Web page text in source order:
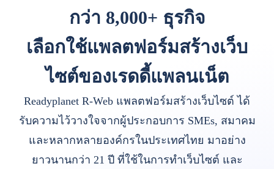
กว่า 8,000+ ธุรกิจ
เลือกใช้แพลตฟอร์มสร้างเว็บ
ไซต์ของเรดดี้แพลนเน็ต
Readyplanet R-Web แพลตฟอร์มสร้างเว็บไซต์ ได้
รับความไว้วางใจจากผู้ประกอบการ SMEs, สมาคม
และหลากหลายองค์กรในประเทศไทย มาอย่าง
ยาวนานกว่า 21 ปี ที่ใช้ในการทำเว็บไซต์ และ